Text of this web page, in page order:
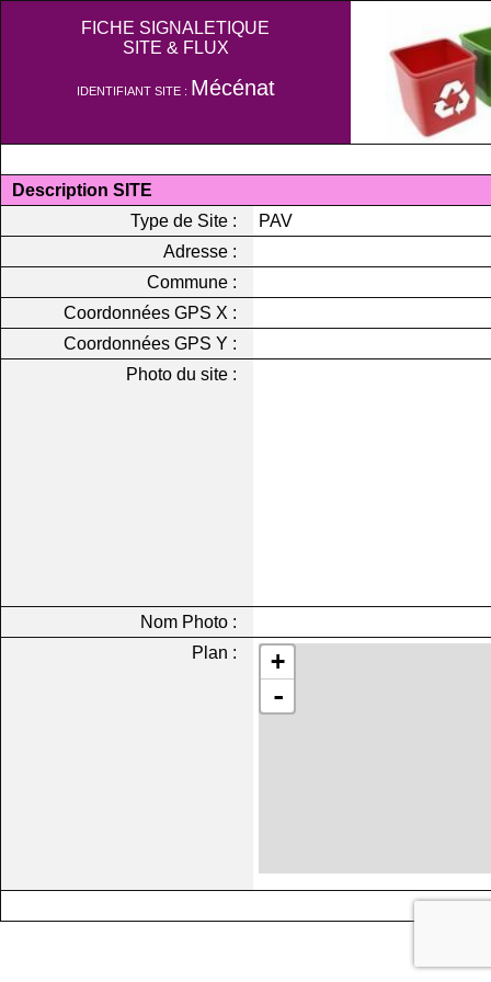
FICHE SIGNALETIQUE
SITE & FLUX
IDENTIFIANT SITE : Mécénat
Description SITE
Type de Site :
PAV
Adresse :
Commune :
Coordonnées GPS X :
Coordonnées GPS Y :
Photo du site :
Nom Photo :
Plan :
+
-